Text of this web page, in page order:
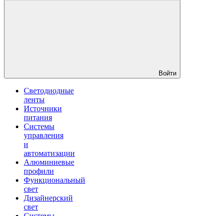
Войти
Светодиодные
ленты
Источники
питания
Системы
управления
и
автоматизации
Алюминиевые
профили
Функциональный
свет
Дизайнерский
свет